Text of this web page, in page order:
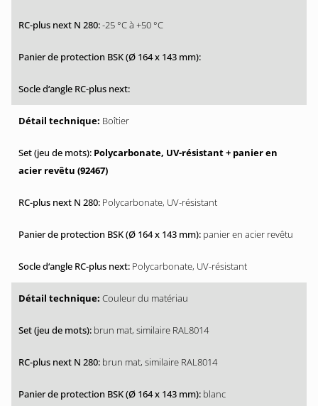
-25 °C à +50 °C
Boîtier
Polycarbonate, UV-résistant + panier en
acier revêtu (92467)
Polycarbonate, UV-résistant
panier en acier revêtu
Polycarbonate, UV-résistant
Couleur du matériau
brun mat, similaire RAL8014
brun mat, similaire RAL8014
blanc